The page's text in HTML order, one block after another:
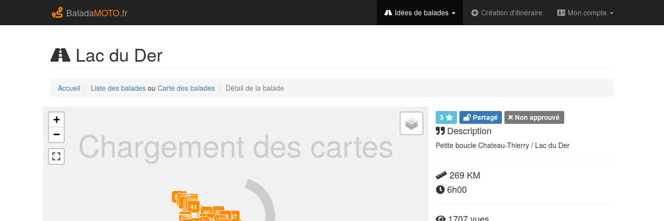
BaladaMOTO.fr Idées de balades Création d'itinéraire Mon compte
Lac du Der
Accueil Liste des balades ou Carte des balades Détail de la balade
Chargement des cartes
0
12
3
4
37
38
39
40
41
42
43
44
45
46
47
48
49
50
+
−
3 Partagé Non approuvé
Description
Petite boucle Chateau-Thierry / Lac du Der
269 KM
6h00